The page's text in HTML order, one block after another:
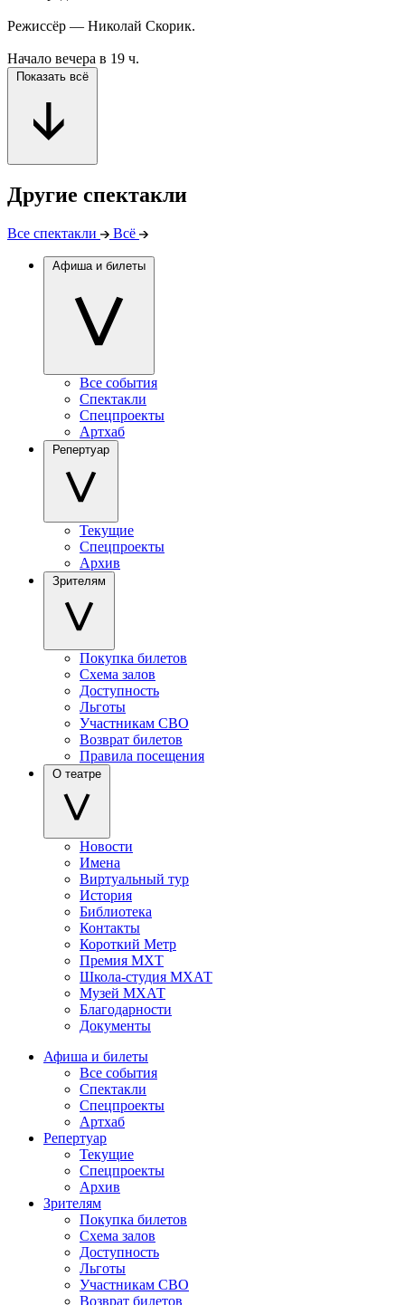
Режиссёр — Николай Скорик.
Начало вечера в 19 ч.
Показать всё
Другие спектакли
Все спектакли Всё
Афиша и билеты
Все события
Спектакли
Спецпроекты
Артхаб
Репертуар
Текущие
Спецпроекты
Архив
Зрителям
Покупка билетов
Схема залов
Доступность
Льготы
Участникам СВО
Возврат билетов
Правила посещения
О театре
Новости
Имена
Виртуальный тур
История
Библиотека
Контакты
Короткий Метр
Премия МХТ
Школа-студия МХАТ
Музей МХАТ
Благодарности
Документы
Афиша и билеты
Все события
Спектакли
Спецпроекты
Артхаб
Репертуар
Текущие
Спецпроекты
Архив
Зрителям
Покупка билетов
Схема залов
Доступность
Льготы
Участникам СВО
Возврат билетов